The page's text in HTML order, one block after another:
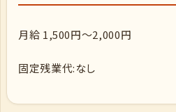
月給 1,500円～2,000円
固定残業代:なし